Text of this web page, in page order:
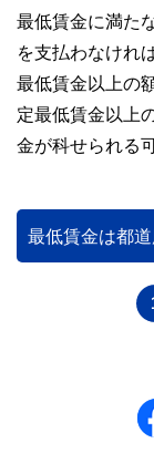
最低賃金に満た
を支払わなけれ
最低賃金以上の
定最低賃金以上
金が科せられる
最低賃金は都